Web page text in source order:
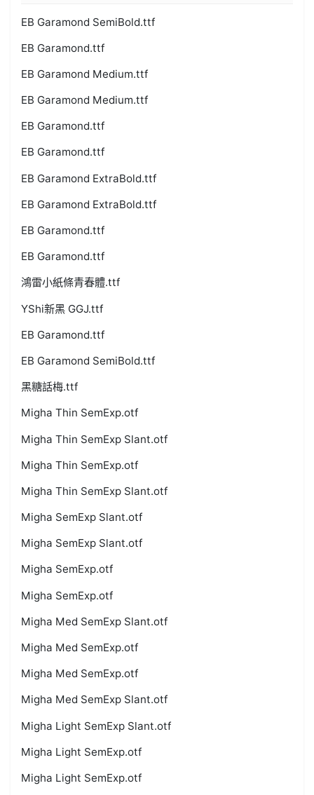
EB Garamond SemiBold.ttf
EB Garamond.ttf
EB Garamond Medium.ttf
EB Garamond Medium.ttf
EB Garamond.ttf
EB Garamond.ttf
EB Garamond ExtraBold.ttf
EB Garamond ExtraBold.ttf
EB Garamond.ttf
EB Garamond.ttf
鴻雷小紙條青春體.ttf
YShi新黑 GGJ.ttf
EB Garamond.ttf
EB Garamond SemiBold.ttf
黑糖話梅.ttf
Migha Thin SemExp.otf
Migha Thin SemExp Slant.otf
Migha Thin SemExp.otf
Migha Thin SemExp Slant.otf
Migha SemExp Slant.otf
Migha SemExp Slant.otf
Migha SemExp.otf
Migha SemExp.otf
Migha Med SemExp Slant.otf
Migha Med SemExp.otf
Migha Med SemExp.otf
Migha Med SemExp Slant.otf
Migha Light SemExp Slant.otf
Migha Light SemExp.otf
Migha Light SemExp.otf